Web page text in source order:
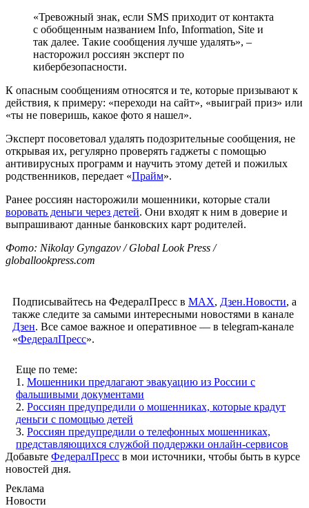
«Тревожный знак, если SMS приходит от контакта
с обобщенным названием Info, Information, Site и
так далее. Такие сообщения лучше удалять», –
насторожил россиян эксперт по
кибербезопасности.
К опасным сообщениям относятся и те, которые призывают к
действия, к примеру: «переходи на сайт», «выиграй приз» или
«ты не поверишь, какое фото я нашел».
Эксперт посоветовал удалять подозрительные сообщения, не
открывая их, регулярно проверять гаджеты с помощью
антивирусных программ и научить этому детей и пожилых
родственников, передает «Прайм».
Ранее россиян насторожили мошенники, которые стали
воровать деньги через детей. Они входят к ним в доверие и
выпрашивают данные банковских карт родителей.
Фото: Nikolay Gyngazov / Global Look Press /
globallookpress.com
Подписывайтесь на ФедералПресс в МАХ, Дзен.Новости, а
также следите за самыми интересными новостями в канале
Дзен. Все самое важное и оперативное — в telegram-канале
«ФедералПресс».
Еще по теме:
1. Мошенники предлагают эвакуацию из России с
фальшивыми документами
2. Россиян предупредили о мошенниках, которые крадут
деньги с помощью детей
3. Россиян предупредили о телефонных мошенниках,
представляющихся службой поддержки онлайн-сервисов
Добавьте ФедералПресс в мои источники, чтобы быть в курсе
новостей дня.
Реклама
Новости